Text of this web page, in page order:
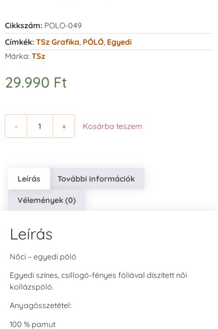
Cikkszám: POLO-049
Címkék: TSz Grafika PÓLÓ Egyedi
Márka: TSz
29.990 Ft
- + Kosárba teszem
Leírás További információk
Vélemények (0)
Leírás
Nőci – egyedi póló
Egyedi színes, csillogó-fényes fóliával díszített női
kollázspóló.
Anyagösszetétel:
100 % pamut